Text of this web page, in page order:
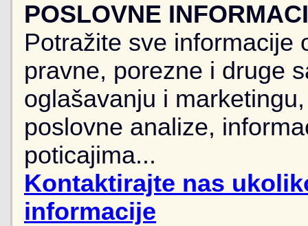
POSLOVNE
Potražite sve informacije
pravne, porezne i druge
oglašavanju i
poslovne analize,
poticajima...
Kontaktirajte nas
informacije